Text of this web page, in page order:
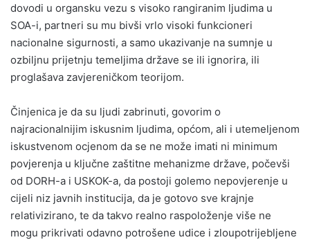
dovodi u organsku vezu s visoko rangiranim ljudima u
SOA-i, partneri su mu bivši vrlo visoki funkcioneri
nacionalne sigurnosti, a samo ukazivanje na sumnje u
ozbiljnu prijetnju temeljima države se ili ignorira, ili
proglašava zavjereničkom teorijom.
Činjenica je da su ljudi zabrinuti, govorim o
najracionalnijim iskusnim ljudima, općom, ali i utemeljenom
iskustvenom ocjenom da se ne može imati ni minimum
povjerenja u ključne zaštitne mehanizme države, počevši
od DORH-a i USKOK-a, da postoji golemo nepovjerenje u
cijeli niz javnih institucija, da je gotovo sve krajnje
relativizirano, te da takvo realno raspoloženje više ne
mogu prikrivati odavno potrošene udice i zloupotrijebljene